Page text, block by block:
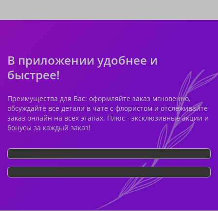
В приложении удобнее и
быстрее!
Преимущества для Вас: оформляйте заказ мгновенно,
обсуждайте все детали в чате с флористом и отслеживайте
заказ онлайн на всех этапах. Плюс - эксклюзивные акции и
бонусы за каждый заказ!